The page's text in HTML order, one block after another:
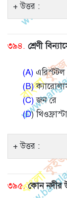
উত্তর :
৩৯৪. শ্রেণী
(A) এরিস্টটল
(B)
(C)জন রে
(D)
উত্তর :
৩৯৫. কোন নদীর